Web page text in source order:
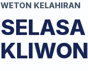
WETON KELAHIRAN
SELASA
KLIWON